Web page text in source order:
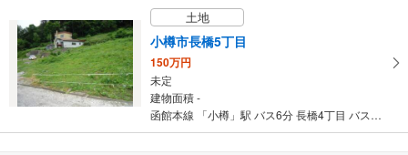
マ
イ
ペ
ー
ジ
土地
小樽市長橋5丁目
150万円
未定
建物面積 -
函館本線 「小樽」駅 バス6分 長橋4丁目 バス停下車 徒歩12分